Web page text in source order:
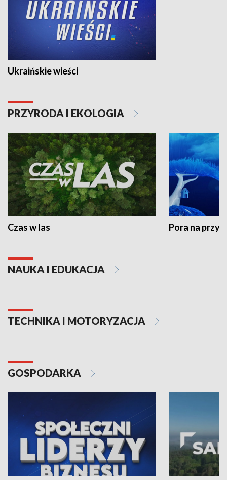
Ukraińskie wieści
PRZYRODA I EKOLOGIA
Czas w las Pora na
NAUKA I EDUKACJA
TECHNIKA I MOTORYZACJA
GOSPODARKA